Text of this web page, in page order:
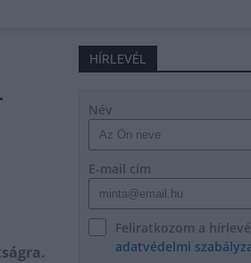
HÍRLEVÉL
Név
E-mail cím
Feliratkozom a
adatvédelmi